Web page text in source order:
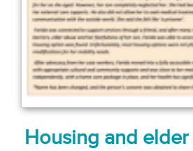
Housing and elder